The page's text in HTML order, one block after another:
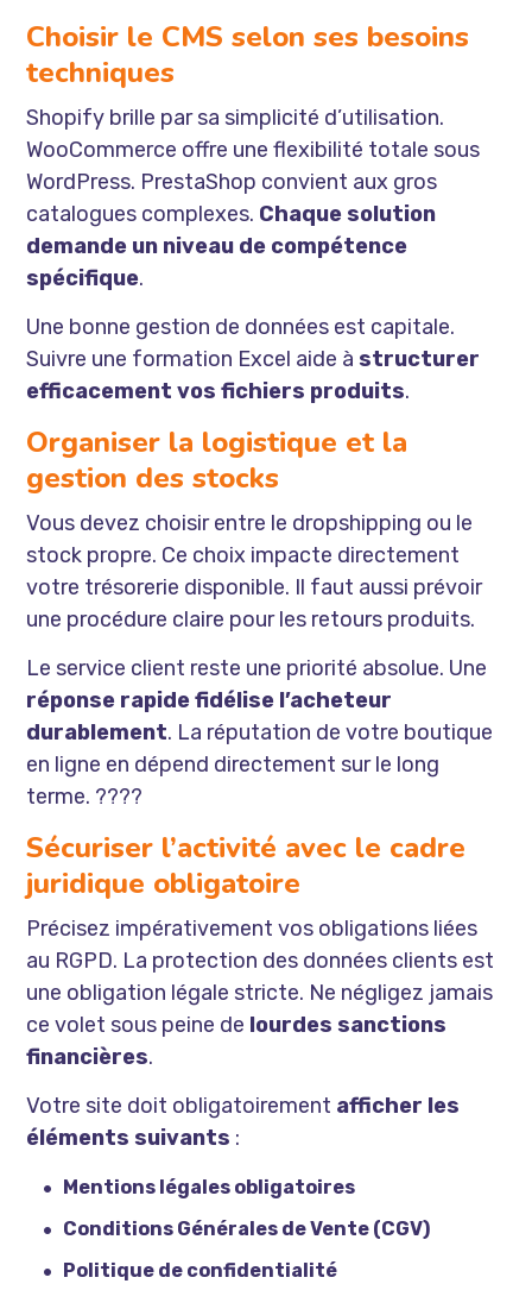
Choisir le CMS selon ses besoins
techniques
Shopify brille par sa simplicité d’utilisation.
WooCommerce offre une flexibilité totale sous
WordPress. PrestaShop convient aux gros
catalogues complexes. Chaque solution
demande un niveau de compétence
spécifique.
Une bonne gestion de données est capitale.
Suivre une formation Excel aide àstructurer
efficacement vos fichiers produits.
Organiser la logistique et la
gestion des stocks
Vous devez choisir entre le dropshipping ou le
stock propre. Ce choix impacte directement
votre trésorerie disponible. Il faut aussi prévoir
une procédure claire pour les retours produits.
Le service client reste une priorité absolue. Une
réponse rapide fidélise l’acheteur
durablement. La réputation de votre boutique
en ligne en dépend directement sur le long
terme. ????
Sécuriser l’activité avec le cadre
juridique obligatoire
Précisez impérativement vos obligations liées
au RGPD. La protection des données clients est
une obligation légale stricte. Ne négligez jamais
ce volet sous peine de lourdes sanctions
financières.
Votre site doit obligatoirement afficher les
éléments suivants :
Mentions légales obligatoires
Conditions Générales de Vente (CGV)
Politique de confidentialité